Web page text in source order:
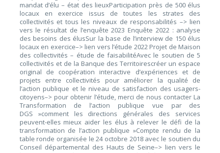
mandat d’élu – état des lieuxParticipation près de 500 élus
locaux en exercice issus de toutes les strates des
collectivités et tous les niveaux de responsabilités –> lien
vers le résultat de l’enquête 2023 Enquête 2022 : analyse
des besoins des élusSur la base de l’interview de 150 élus
locaux en exercice–> lien vers l’étude 2022 Projet de Maison
des collectivités – étude de faisabilitéAvec le soutien de 5
collectivités et de la Banque des Territoirescréer un espace
original de coopération interactive d’expériences et de
projets entre collectivités pour améliorer la qualité de
l’action publique et le niveau de satisfaction des usagers-
citoyens–> pour obtenir l’étude, merci de nous contacter La
Transformation de l’action publique vue par des
DGS »comment les directions générales des services
peuvent-elles mieux aider les élus à relever le défi de la
transformation de l’action publique »Compte rendu de la
table ronde organisée le 24 octobre 2018 avec le soutien du
Conseil départemental des Hauts de Seine–> lien vers le